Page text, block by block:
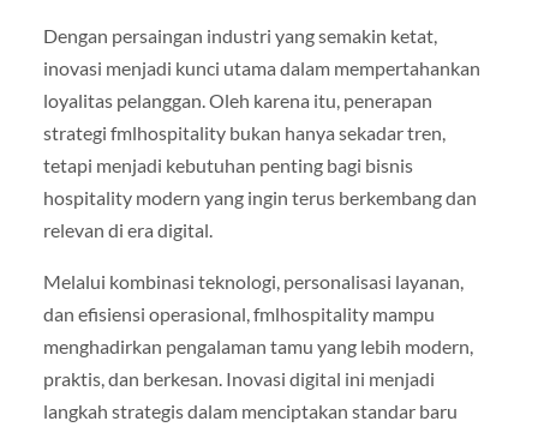
Dengan persaingan industri yang semakin ketat,
inovasi menjadi kunci utama dalam mempertahankan
loyalitas pelanggan. Oleh karena itu, penerapan
strategi fmlhospitality bukan hanya sekadar tren,
tetapi menjadi kebutuhan penting bagi bisnis
hospitality modern yang ingin terus berkembang dan
relevan di era digital.
Melalui kombinasi teknologi, personalisasi layanan,
dan efisiensi operasional, fmlhospitality mampu
menghadirkan pengalaman tamu yang lebih modern,
praktis, dan berkesan. Inovasi digital ini menjadi
langkah strategis dalam menciptakan standar baru